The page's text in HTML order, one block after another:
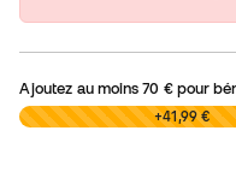
Ajoutez au moins70 €pour
0,00 € +41,99 €